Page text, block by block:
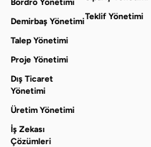
Bordro Yönetimi
Demirbaş Yönetimi
Talep Yönetimi
Proje Yönetimi
Dış Ticaret
Yönetimi
Üretim Yönetimi
İş Zekası
Çözümleri
Teklif Yönetimi